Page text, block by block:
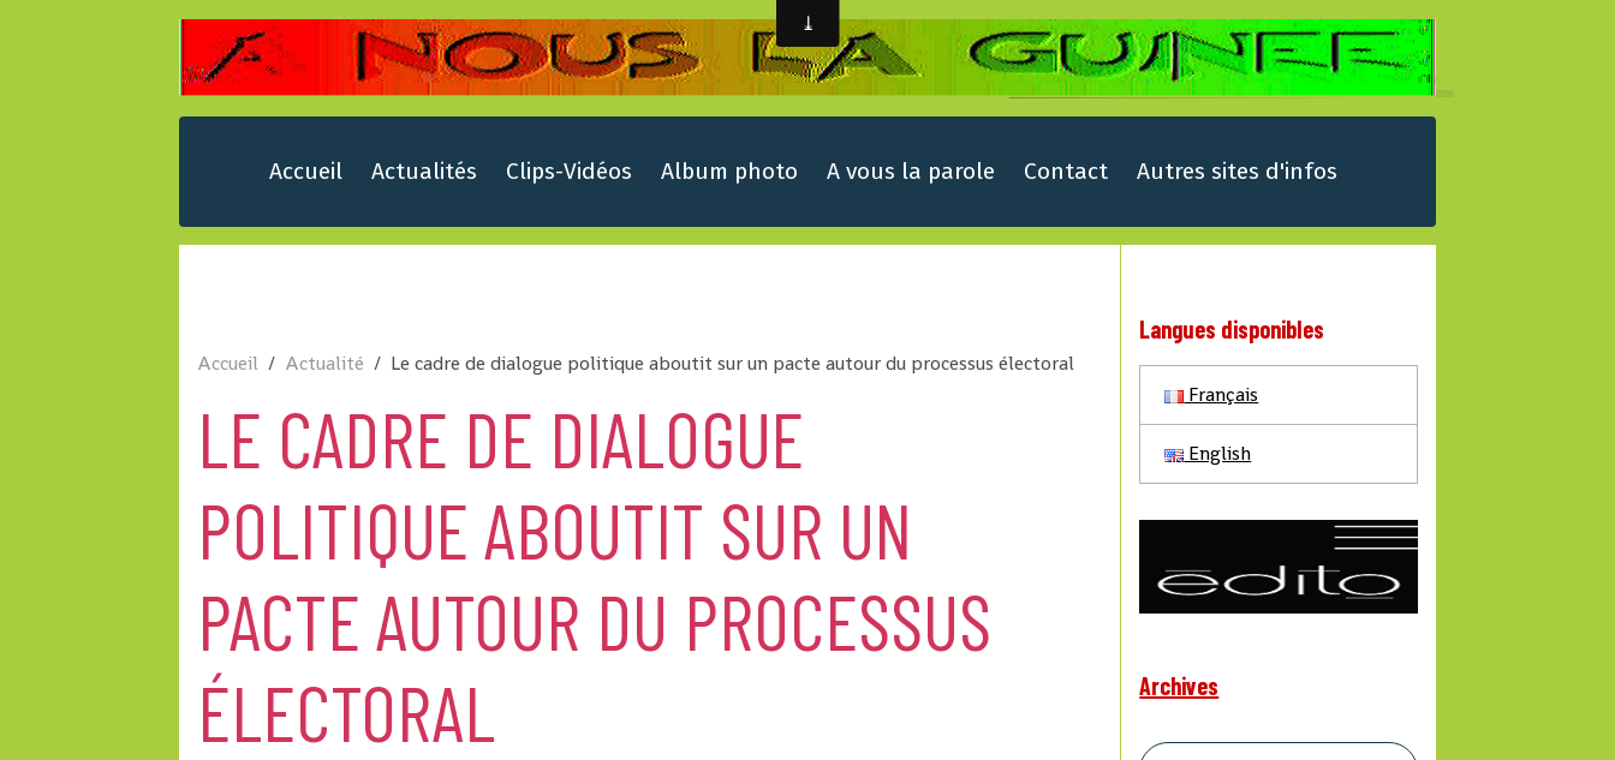
Accueil Actualités Clips-Vidéos Album photo A vous la parole Contact Autres sites d'infos
Accueil Actualité Le cadre de dialogue politique aboutit sur un pacte autour du processus électoral
LE CADRE DE DIALOGUE
POLITIQUE ABOUTIT SUR UN
PACTE AUTOUR DU PROCESSUS
ÉLECTORAL
Langues disponibles
Français
English
Archives